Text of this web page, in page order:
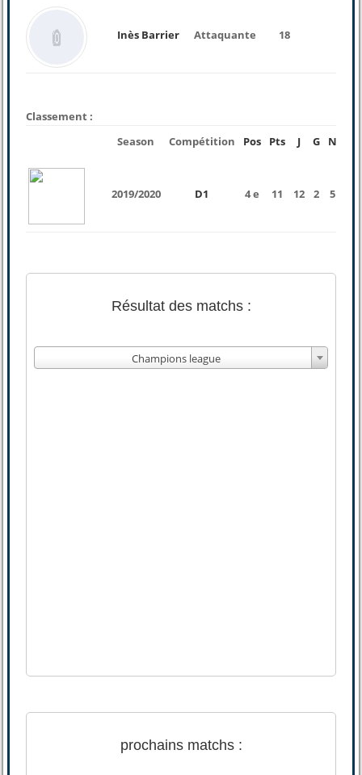
Inès Barrier Attaquante 18
Classement :
Season
Compétition Pos Pts J G N
2019/2020 D1 4 e 11 12 2 5
Résultat des matchs :
Champions league
prochains matchs :